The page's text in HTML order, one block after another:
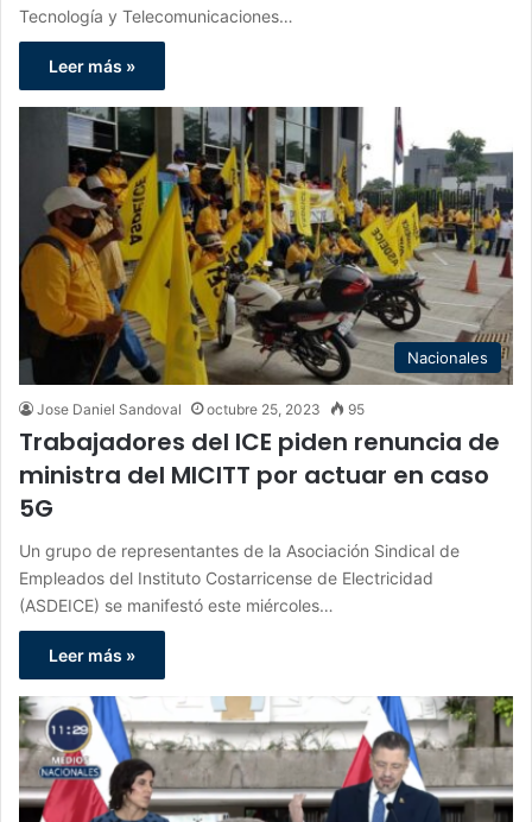
Tecnología y Telecomunicaciones…
Leer más »
Nacionales
Jose Daniel Sandoval octubre 25, 2023 95
Trabajadores del ICE piden renuncia de
ministra del MICITT por actuar en caso
5G
Un grupo de representantes de la Asociación Sindical de
Empleados del Instituto Costarricense de Electricidad
(ASDEICE) se manifestó este miércoles…
Leer más »